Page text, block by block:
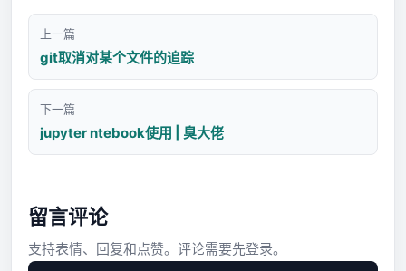
上一篇
git取消对某个文件的追踪
下一篇
jupyter ntebook使用 | 臭大佬
留言评论
支持表情、回复和点赞。评论需要先登录。